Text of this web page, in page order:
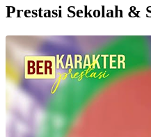
Prestasi Sekolah &